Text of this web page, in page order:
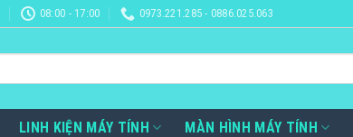
08:00 - 17:00 0973.221.285 - 0886.025.063
LINH KIỆN MÁY TÍNH MÀN HÌNH MÁY TÍNH